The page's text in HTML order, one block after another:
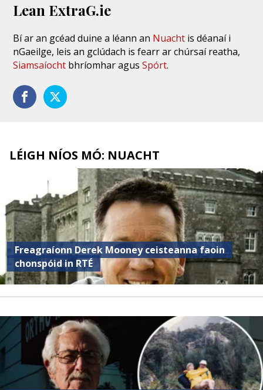
Lean ExtraG.ie
Bí ar an gcéad duine a léann an Nuacht is déanaí i
nGaeilge, leis an gclúdach is fearr ar chúrsaí reatha,
Siamsaíocht bhríomhar agusSpórt.
LÉIGH NÍOS MÓ: NUACHT
Freagraíonn Derek Mooney ceisteanna faoin
chonspóid in RTÉ